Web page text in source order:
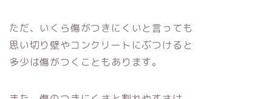
ただ、いくら傷がつきにくいと言っても
思い切り壁やコンクリートにぶつけると
多少は傷がつくこともあります。